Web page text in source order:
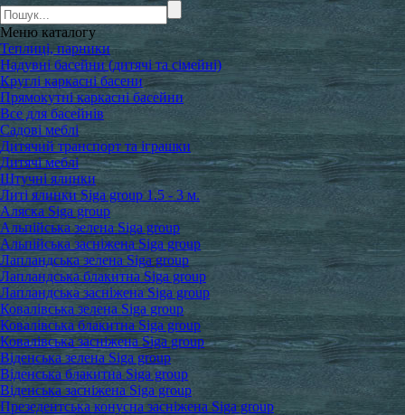
Менюкаталогу
Теплиці, парники
Надувні басейни (дитячі та сімейні)
Круглі каркасні басени
Прямокутні каркасні басейни
Все для басейнів
Садові меблі
Дитячий транспорт та іграшки
Дитячі меблі
Штучні ялинки
Литі ялинки Siga group 1.5 - 3 м.
Аляска Siga group
Альпійська зелена Siga group
Альпійська засніжена Siga group
Лапландська зелена Siga group
Лапландська блакитна Siga group
Лапландська засніжена Siga group
Ковалівська зелена Siga group
Ковалівська блакитна Siga group
Ковалівська засніжена Siga group
Віденська зелена Siga group
Віденська блакитна Siga group
Віденська засніжена Siga group
Презедентська конусна засніжена Siga group